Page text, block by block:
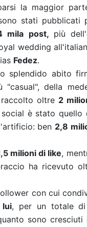
la maggior
stati pubblicati
post, più dell'
wedding
Fedez.
splendido abito
della
oltre 2
è stato quello
ben 2,8
milioni di like,
ha ricevuto
con cui
, per un totale
sono